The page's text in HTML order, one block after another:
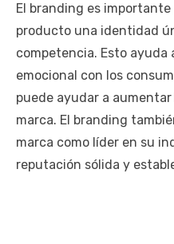
El branding es
producto una identidad
competencia. Esto ayuda
emocional con los
puede ayudar a
marca. El branding
marca como líder en su
reputación sólida y